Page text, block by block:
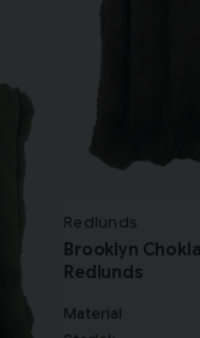
Redlunds
Brooklyn
Redlunds
Material